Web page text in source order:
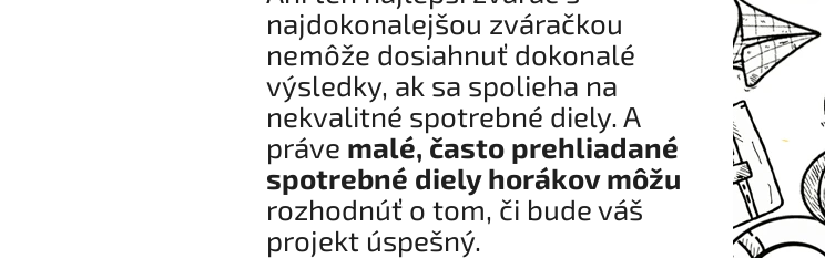
najdokonalejšou zváračkou
nemôže dosiahnuť dokonalé
výsledky, ak sa spolieha na
nekvalitné spotrebné diely. A
práve malé, často prehliadané
spotrebné diely horákov môžu
rozhodnúť o tom, či bude váš
projekt úspešný.